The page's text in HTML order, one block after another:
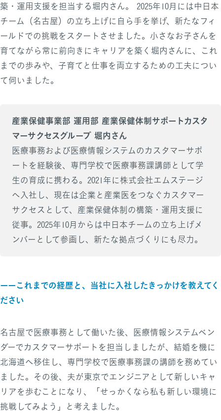
築・運用支援を担当する堀内さん。 2025年10月には中日本
チーム（名古屋）の立ち上げに自ら手を挙げ、新たなフィ
ールドでの挑戦をスタートさせました。小さなお子さんを
育てながら常に前向きにキャリアを築く堀内さんに、これ
までの歩みや、子育てと仕事を両立するための工夫につい
て伺いました。
産業保健事業部 運用部 産業保健体制サポートカスタ
マーサクセスグループ 堀内さん
医療事務および医療情報システムのカスタマーサポ
ートを経験後、専門学校で医療事務課講師として学
生の育成に携わる。2021年に株式会社エムステージ
へ入社し、現在は企業と産業医をつなぐカスタマー
サクセスとして、産業保健体制の構築・運用支援に
従事。2025年10月からは中日本チームの立ち上げメ
ンバーとして参画し、新たな拠点づくりにも尽力。
ーーこれまでの経歴と、当社に入社したきっかけを教えてく
ださい
名古屋で医療事務として働いた後、医療情報システムベン
ダーでカスタマーサポートを担当しましたが、結婚を機に
北海道へ移住し、専門学校で医療事務課の講師を務めてい
ました。その後、夫が東京でエンジニアとして新しいキャ
リアを歩むことになり、「せっかくなら私も新しい環境に
挑戦してみよう」と考えました。